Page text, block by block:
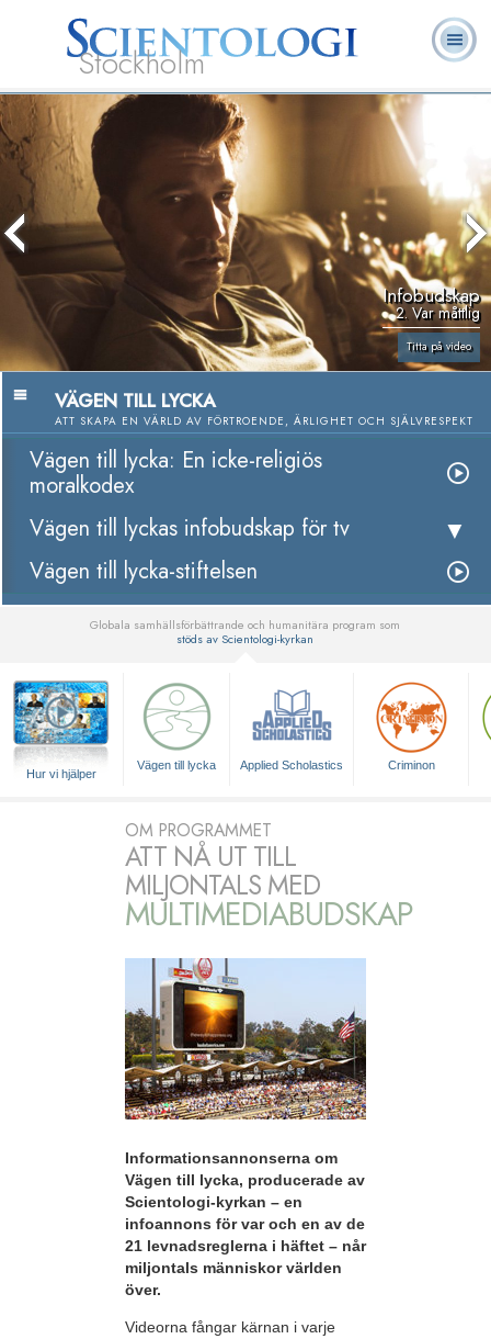
Stockholm
L. Ron
Hubbard
Vad är
Frivilligpastorer
Ofta ställda
frågor
Infobudskap
2. Var måttlig
Titta på video
VÄGEN TILL LYCKA
ATT SKAPA EN VÄRLD AV FÖRTROENDE, ÄRLIGHET OCH SJÄLVRESPEKT
Vägen till lycka: En icke-religiös
moralkodex
Vägen till lyckas infobudskap för tv
Vägen till lycka-stiftelsen
Globala samhällsförbättrande och humanitära program som
stöds av Scientologi-kyrkan
Hur vi hjälper
Vägen till lycka Applied Scholastics Criminon
OM PROGRAMMET
ATT NÅ UT TILL
MILJONTALS MED
MULTIMEDIABUDSKAP
Informationsannonserna om
Vägen till lycka, producerade av
Scientologi-kyrkan – en
infoannons för var och en av de
21 levnadsreglerna i häftet – når
miljontals människor världen
över.
Videorna fångar kärnan i varje